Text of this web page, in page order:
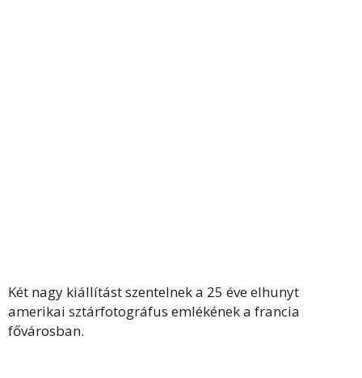
Két nagy kiállítást szentelnek a 25 éve elhunyt
amerikai sztárfotográfus emlékének a francia
fővárosban.